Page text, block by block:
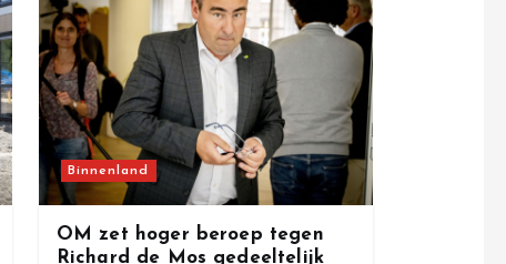
Binnenland
OM zet hoger beroep tegen
Richard de Mos gedeeltelijk